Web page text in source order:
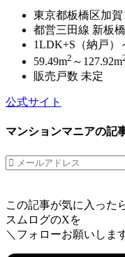
東京都板橋区加賀
都営三田線 新板
1LDK+S（納戸）
59.49m2 ～127.92m
販売戸数 未定
公式サイト
マンションマニアの記
この記事が気に入った
スムログのXを
＼フォローお願いしま